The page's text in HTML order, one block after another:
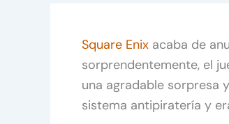
Square Enix acaba de
sorprendentemente, el
una agradable sorpresa
sistema antipiratería y